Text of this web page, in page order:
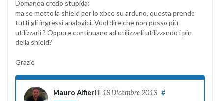
Domanda credo stupida:
ma se metto la shield per lo xbee su arduno, questa prende
tutti gli ingressi analogici. Vuol dire che non posso più
utilizzarli ? Oppure continuano ad utilizzarli utilizzando i pin
della shield?
Grazie
Mauro Alfieri il 18 Dicembre 2013 #